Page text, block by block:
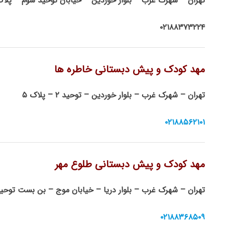
۰۲۱۸۸۳۷۳۲۲۴
مهد کودک و پیش دبستانی خاطره ها
تهران – شهرک غرب – بلوار خوردین – توحید ۲ – پلاک ۵
۰۲۱۸۸۵۶۲۱۰۱
مهد کودک و پیش دبستانی طلوع مهر
تهران – شهرک غرب – بلوار دریا – خیابان موج – بن بست توحید ۴ – پلاک
۰۲۱۸۸۳۶۸۵۰۹